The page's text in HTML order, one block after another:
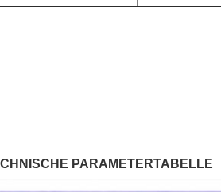
PARAMETERTABELLE